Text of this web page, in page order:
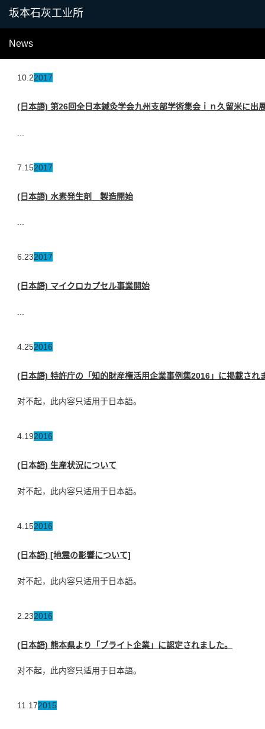
News
10.22017
(日本語) 第26回全日本鍼灸学会九州支部学術集会ｉｎ久留米に出
7.152017
(日本語) 水素発生剤 製造開始
...
6.232017
(日本語) マイクロカプセル事業開始
4.252016
(日本語) 特許庁の「知的財産権活用企業事例集2016」に掲載され
对不起，此内容只适用于日本語。
4.192016
(日本語) 生産状況について
对不起，此内容只适用于日本語。
4.152016
(日本語) [地震の影響について]
对不起，此内容只适用于日本語。
2.232016
(日本語) 熊本県より「ブライト企業」に認定されました。
对不起，此内容只适用于日本語。
11.172015